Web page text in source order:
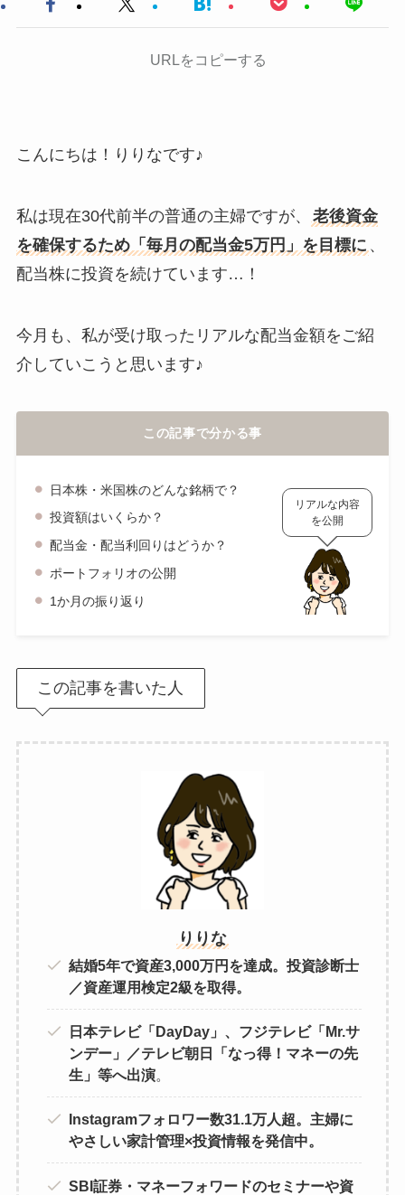
URLをコピーする
こんにちは！りりなです♪
私は現在30代前半の普通の主婦ですが、
老後資金
を確保するため「毎月の配当金5万円」を目標に 、
配当株に投資を続けています…！
今月も、私が受け取ったリアルな配当金額をご紹
介していこうと思います♪
この記事で分かる事
日本株・米国株のどんな銘柄で？
投資額はいくらか？
配当金・配当利回りはどうか？
ポートフォリオの公開
1か月の振り返り
リアルな内容
を公開
この記事を書いた人
りりな
結婚5年で資産3,000万円を達成。投資診断士
／資産運用検定2級を取得。
日本テレビ「DayDay」、フジテレビ「Mr.サ
ンデー」／テレビ朝日「なっ得！マネーの先
生」等へ出演。
Instagramフォロワー数31.1万人超。主婦に
やさしい家計管理×投資情報を発信中。
SBI証券・マネーフォワードのセミナーや資